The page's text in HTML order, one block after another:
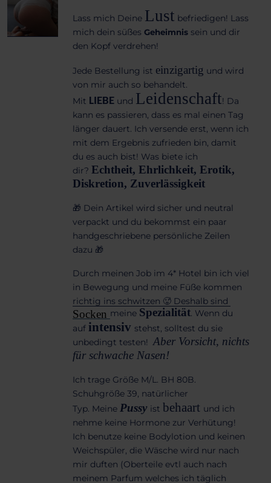
Lass mich Deine Lust befriedigen! Lass
mich dein süßes Geheimnis sein und dir
den Kopf verdrehen!
Jede Bestellung ist einzigartig und wird
von mir auch so behandelt.
Mit LIEBE und Leidenschaft! Da
kann es passieren, dass es mal einen Tag
länger dauert. Ich versende erst, wenn ich
mit dem Ergebnis zufrieden bin, damit
du es auch bist! Was biete ich
dir? Echtheit, Ehrlichkeit, Erotik,
Diskretion, Zuverlässigkeit
🎁 Dein Artikel wird sicher und neutral
verpackt und du bekommst ein paar
handgeschriebene persönliche Zeilen
dazu 🎁
Durch meinen Job im 4* Hotel bin ich viel
in Bewegung und meine Füße kommen
richtig ins schwitzen 🥵 Deshalb sind
Socken meine Spezialität. Wenn du
auf intensiv stehst, solltest du sie
unbedingt testen!Aber Vorsicht, nichts
für schwache Nasen!
Ich trage Größe M/L. BH 80B.
Schuhgröße 39, natürlicher
Typ. Meine Pussy ist behaart und ich
nehme keine Hormone zur Verhütung!
Ich benutze keine Bodylotion und keinen
Weichspüler, die Wäsche wird nur nach
mir duften (Oberteile evtl auch nach
meinem Parfum welches ich täglich